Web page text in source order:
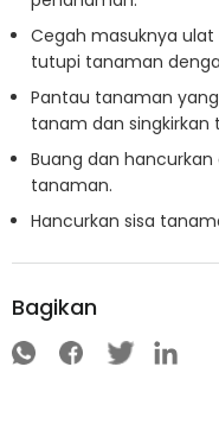
Cegah masuknya
tutupi tanaman
Pantau tanaman
tanam dan
Buang dan
tanaman.
Hancurkan sisa
Bagikan